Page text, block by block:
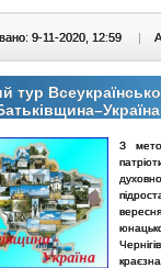
9-11-2020, 12:59 |
тур
З